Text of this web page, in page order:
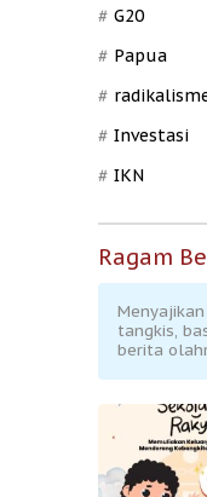
G20
Papua
Investasi
IKN
Ragam
tangkis,
berita